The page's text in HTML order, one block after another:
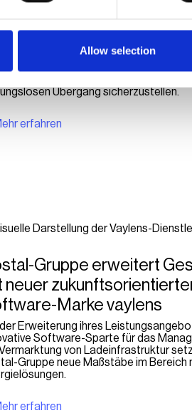
Allow selection
Manager der KOSTAL-
Branchenerfahrung mit. Er
von Jörg Lohr an, der Compleo
CEO auf eigenen Wunsch verlässt. Lohr
Übergang sicherzustellen.
erfahren
Gruppe erweitert
neuer
Marke vaylens
Erweiterung ihres
Software-Sparte für das
von Ladeinfrastruktur
Gruppe neue Maßstäbe im Bereich
erfahren